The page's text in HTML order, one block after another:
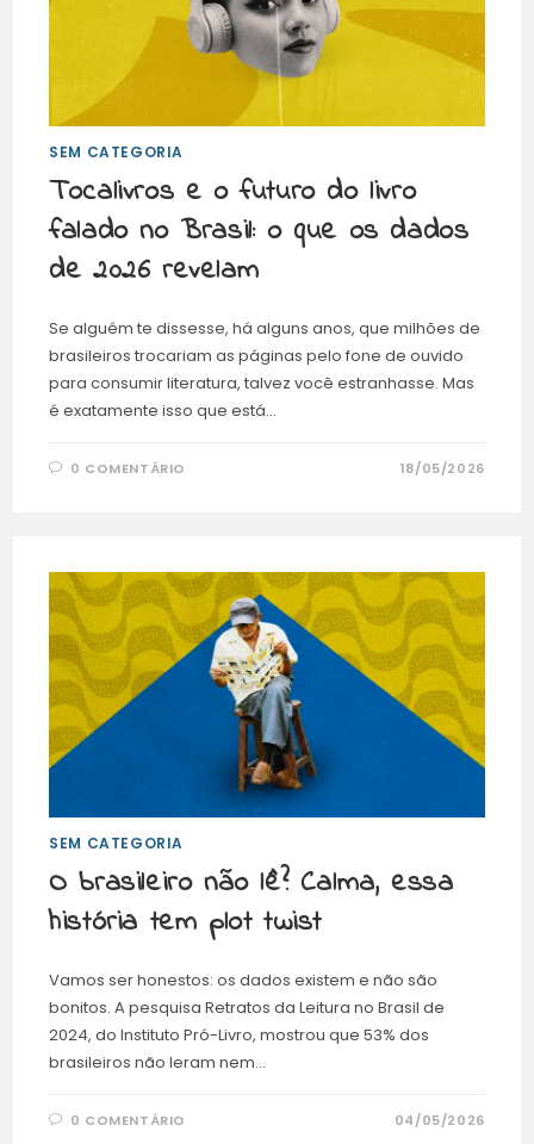
SEM CATEGORIA
Tocalivros e o futuro do livro
falado no Brasil: o que os dados
de 2026 revelam
Se alguém te dissesse, há alguns anos, que milhões de
brasileiros trocariam as páginas pelo fone de ouvido
para consumir literatura, talvez você estranhasse. Mas
é exatamente isso que está…
0 COMENTÁRIO 18/05/2026
SEM CATEGORIA
O brasileiro não lê? Calma, essa
história tem plot twist
Vamos ser honestos: os dados existem e não são
bonitos. A pesquisa Retratos da Leitura no Brasil de
2024, do Instituto Pró-Livro, mostrou que 53% dos
brasileiros não leram nem…
0 COMENTÁRIO 04/05/2026